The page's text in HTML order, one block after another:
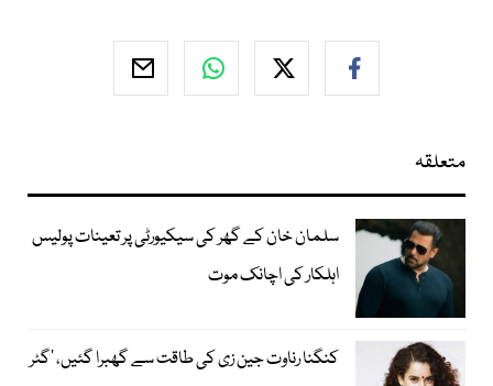
متعلقہ
سلمان خان کے گھر کی سیکیورٹی پر تعینات پولیس
اہلکار کی اچانک موت
کنگنا رناوت جین زی کی طاقت سے گھبرا گئیں، ’گٹر